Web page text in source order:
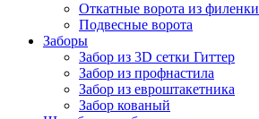
Откатные ворота из филенки
Подвесные ворота
Заборы
Забор из 3D сетки Гиттер
Забор из профнастила
Забор из евроштакетника
Забор кованый